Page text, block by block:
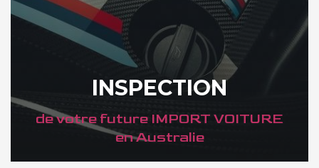
INSPECTION
de votre future IMPORT VOITURE
en Australie